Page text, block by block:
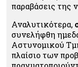
παραβάσεις της
Αναλυτικότερα,
συνελήφθη
Αστυνομικού
πλαίσιο των